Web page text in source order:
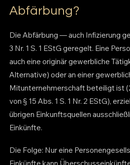
Abfärbung?
Die Abfärbung — auch Infizierung
3 Nr. 1 S. 1 EStG geregelt. Eine
auch eine originär gewerbliche
Alternative) oder an einer
Mitunternehmerschaft beteiligt ist
von § 15 Abs. 1 S. 1 Nr. 2 EStG),
übrigen Einkunftsquellen
Einkünfte.
Die Folge: Nur eine